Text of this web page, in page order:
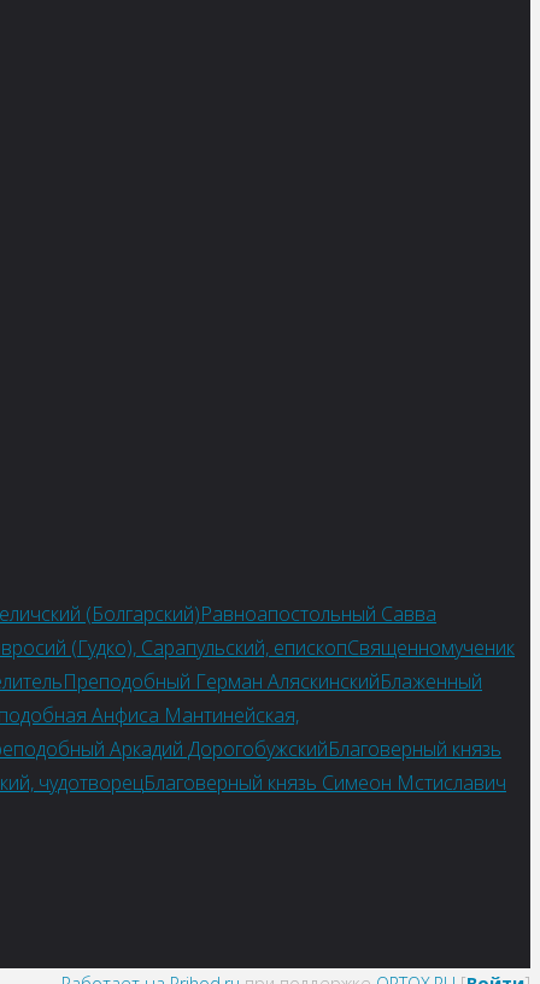
(Болгарский)Равноапостольный Савва
(Гудко), Сарапульский, епископСвященномученик
Преподобный Герман АляскинскийБлаженный
Анфиса Мантинейская,
Аркадий ДорогобужскийБлаговерный князь
чудотворецБлаговерный князь Симеон Мстиславич